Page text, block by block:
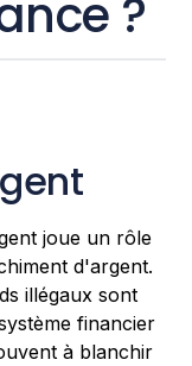
?
joue un rôle
d'argent.
illégaux sont
financier
à blanchir